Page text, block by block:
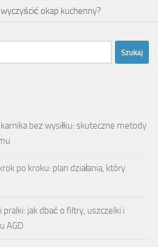
okap kuchenny?
bez wysiłku: skuteczne metody
po kroku: plan działania, który
pralki: jak dbać o filtry, uszczelki i
AGD